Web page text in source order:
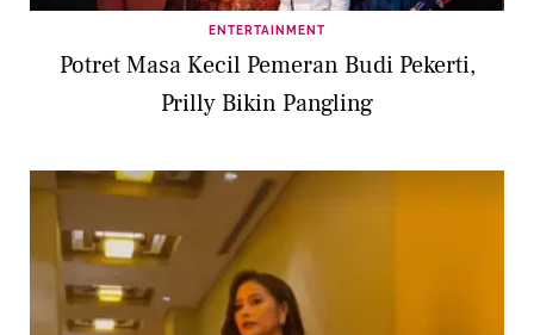
ENTERTAINMENT
Potret Masa Kecil Pemeran Budi Pekerti,
Prilly Bikin Pangling